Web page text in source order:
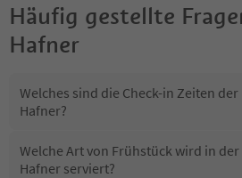
Häufig gestellte
Hafner
Welches sind die Check-in Zeiten
Hafner?
Welche Art von Frühstück wird in
Hafner serviert?